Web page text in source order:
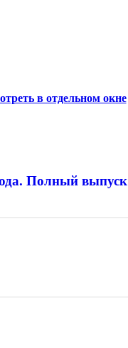
в отдельном окне
Полный выпуск